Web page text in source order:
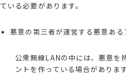
ている必要があります。
悪意の第三者が運営する悪意あ
公衆無線LANの中には、悪意を
ントを作っている場合がありま